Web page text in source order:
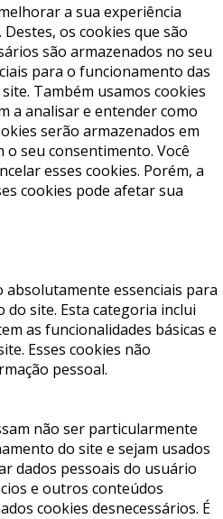
a sua experiência
os cookies que são
são armazenados no seu
para o funcionamento das
Também usamos cookies
a analisar e entender como
serão armazenados em
o seu consentimento. Você
esses cookies. Porém, a
cookies pode afetar sua
absolutamente essenciais para
site. Esta categoria inclui
as funcionalidades básicas e
Esses cookies não
pessoal.
não ser particularmente
do site e sejam usados
dados pessoais do usuário
e outros conteúdos
cookies desnecessários. É